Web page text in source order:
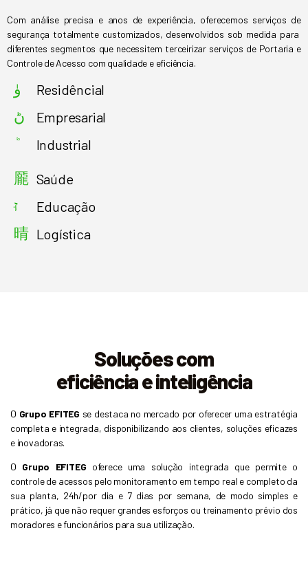
Com análise precisa e anos de experiência, oferecemos serviços de
segurança totalmente customizados, desenvolvidos sob medida para
diferentes segmentos que necessitem terceirizar serviços de Portaria e
Controle de Acesso com qualidade e eficiência.
Residêncial
Empresarial
Industrial
Saúde
Educação
Logística
Soluções com
eficiência e inteligência
O Grupo EFITEG se destaca no mercado por oferecer uma estratégia
completa e integrada, disponibilizando aos clientes, soluções eficazes
e inovadoras.
O Grupo EFITEG oferece uma solução integrada que permite o
controle de acessos pelo monitoramento em tempo real e completo da
sua planta, 24h/por dia e 7 dias por semana, de modo simples e
prático, já que não requer grandes esforços ou treinamento prévio dos
moradores e funcionários para sua utilização.